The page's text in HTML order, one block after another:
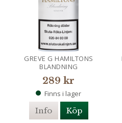
GREVE G HAMILTONS
BLANDNING
289 kr
Finns i lager
Info Köp